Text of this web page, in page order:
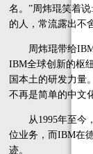
名。”周炜琨笑着
的人，常流露出不
周炜琨带给IBM
IBM全球创新的枢
国本土的研发力量
不再是简单的中文
从1995年至今，
位业务，而IBM在
迹。